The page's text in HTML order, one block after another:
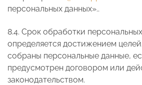
персональных данных»..
8.4. Срок обработки
определяется достижением
собраны персональные данные,
предусмотрен договором или
законодательством.